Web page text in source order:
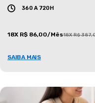
360 A 720H
18X R$ 86,00/Mês18X R$
SAIBA MAIS